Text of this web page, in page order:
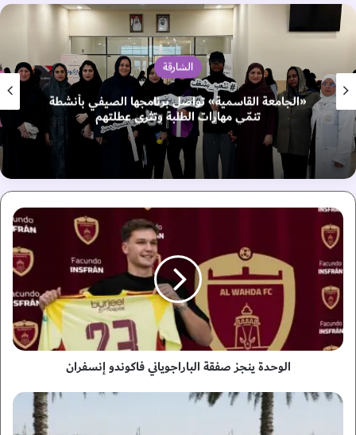
الشارقة
«الجامعة القاسمية» تواصل برنامجها الصيفي بأنشطة
تنمّي مهارات الطلبة وتثري عطلتهم
ا
ح
د
ة
ن
ج
ف
الوحدة ينجز صفقة الباراجوياني فاكوندو إنسفران
"